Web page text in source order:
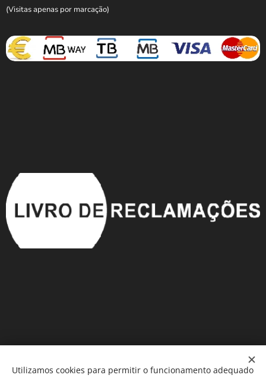
(Visitas apenas por marcação)
Utilizamos cookies para permitir o funcionamento adequado